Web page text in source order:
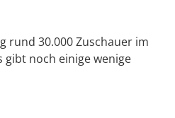
rund 30.000 Zuschauer im
gibt noch einige wenige